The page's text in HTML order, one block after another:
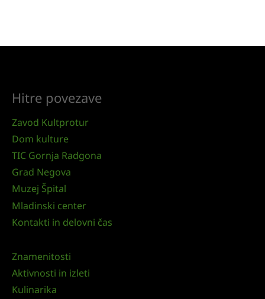
Hitre povezave
Zavod Kultprotur
Dom kulture
TIC Gornja Radgona
Grad Negova
Muzej Špital
Mladinski center
Kontakti in delovni čas
Znamenitosti
Aktivnosti in izleti
Kulinarika